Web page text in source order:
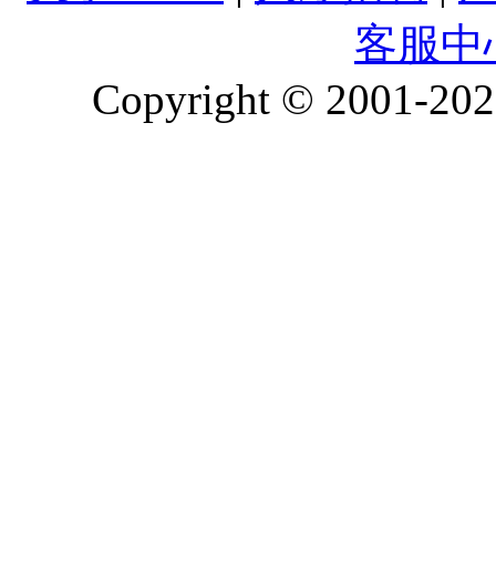
客服中
Copyright © 2001-